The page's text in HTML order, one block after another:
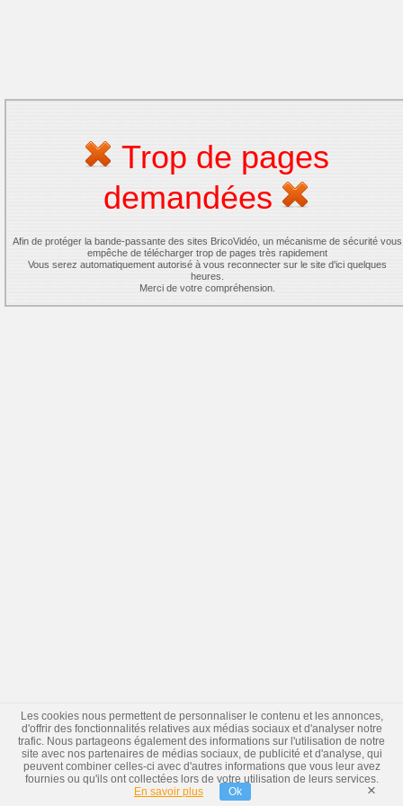
Trop de pages
demandées
Afin de protéger la bande-passante des sites BricoVidéo, un mécanisme de sécurité vous
empêche de télécharger trop de pages très rapidement
Vous serez automatiquement autorisé à vous reconnecter sur le site d'ici quelques
heures.
Merci de votre compréhension.
Les cookies nous permettent de personnaliser le contenu et les annonces,
d'offrir des fonctionnalités relatives aux médias sociaux et d'analyser notre
trafic. Nous partageons également des informations sur l'utilisation de notre
site avec nos partenaires de médias sociaux, de publicité et d'analyse, qui
peuvent combiner celles-ci avec d'autres informations que vous leur avez
fournies ou qu'ils ont collectées lors de votre utilisation de leurs services.
En savoir plus
Ok ×